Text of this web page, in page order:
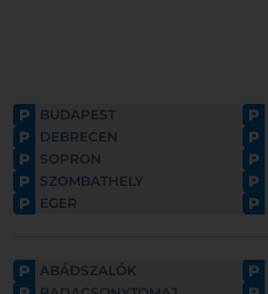
P BUDAPEST P
P DEBRECEN P
P SOPRON P
P SZOMBATHELY P
P EGER P
P ABÁDSZALÓK P